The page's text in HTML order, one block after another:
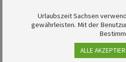
11. Juni 2026
Urlaubszeit Sachsen
gewährleisten. Mit der
ALLE